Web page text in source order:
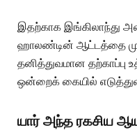
இதற்காக இங்கிலாந்து
ஹாலண்டின் ஆட்டத்தை
தனித்துவமான தற்காப்பு
ஒன்றைக் கையில்
யார் அந்த ரகசிய